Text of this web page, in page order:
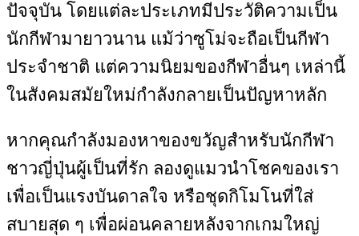
ปัจจุบัน โดยแต่ละประเภทมีประวัติความเป็น
นักกีฬามายาวนาน แม้ว่าซูโม่จะถือเป็นกีฬา
ประจำชาติ แต่ความนิยมของกีฬาอื่นๆ เหล่านี้
ในสังคมสมัยใหม่กำลังกลายเป็นปัญหาหลัก
หากคุณกำลังมองหาของขวัญสำหรับนักกีฬา
ชาวญี่ปุ่นผู้เป็นที่รัก ลองดูแมวนำโชคของเรา
เพื่อเป็นแรงบันดาลใจ หรือชุดกิโมโนที่ใส่
สบายสุด ๆ เพื่อผ่อนคลายหลังจากเกมใหญ่